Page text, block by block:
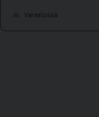
Varastossa